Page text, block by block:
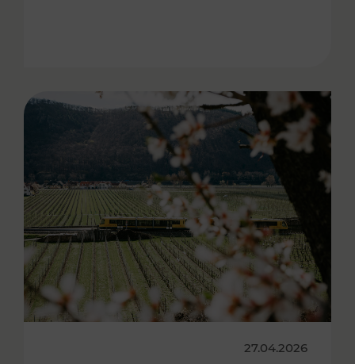
27.04.2026